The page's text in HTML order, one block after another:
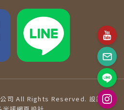
司 All Rights Reserved. 設計維護